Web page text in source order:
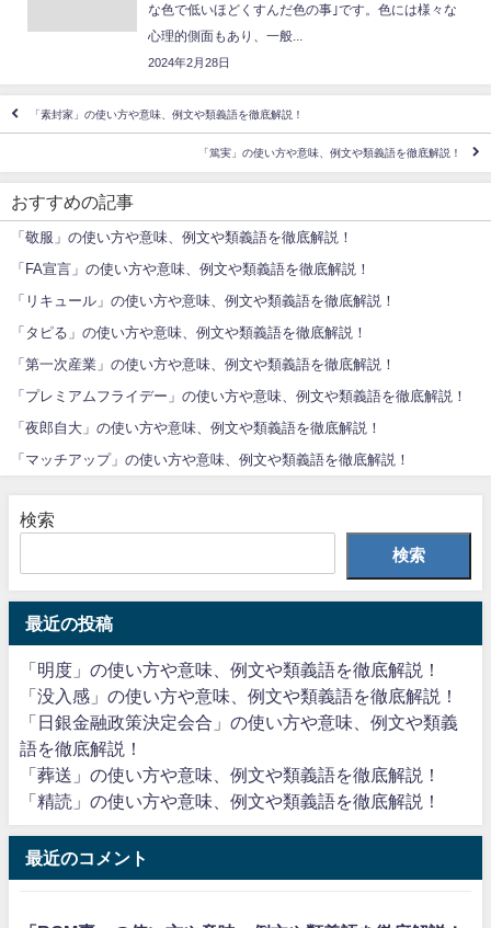
な色で低いほどくすんだ色の事｣です。色には様々な
心理的側面もあり、一般...
2024年2月28日
「素封家」の使い方や意味、例文や類義語を徹底解説！
「篤実」の使い方や意味、例文や類義語を徹底解説！
おすすめの記事
「敬服」の使い方や意味、例文や類義語を徹底解説！
「FA宣言」の使い方や意味、例文や類義語を徹底解説！
「リキュール」の使い方や意味、例文や類義語を徹底解説！
「タピる」の使い方や意味、例文や類義語を徹底解説！
「第一次産業」の使い方や意味、例文や類義語を徹底解説！
「プレミアムフライデー」の使い方や意味、例文や類義語を徹底解説！
「夜郎自大」の使い方や意味、例文や類義語を徹底解説！
「マッチアップ」の使い方や意味、例文や類義語を徹底解説！
検索
検索
最近の投稿
「明度」の使い方や意味、例文や類義語を徹底解説！
「没入感」の使い方や意味、例文や類義語を徹底解説！
「日銀金融政策決定会合」の使い方や意味、例文や類義
語を徹底解説！
「葬送」の使い方や意味、例文や類義語を徹底解説！
「精読」の使い方や意味、例文や類義語を徹底解説！
最近のコメント